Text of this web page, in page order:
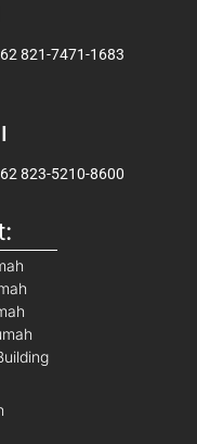
821-7471-1683
823-5210-8600